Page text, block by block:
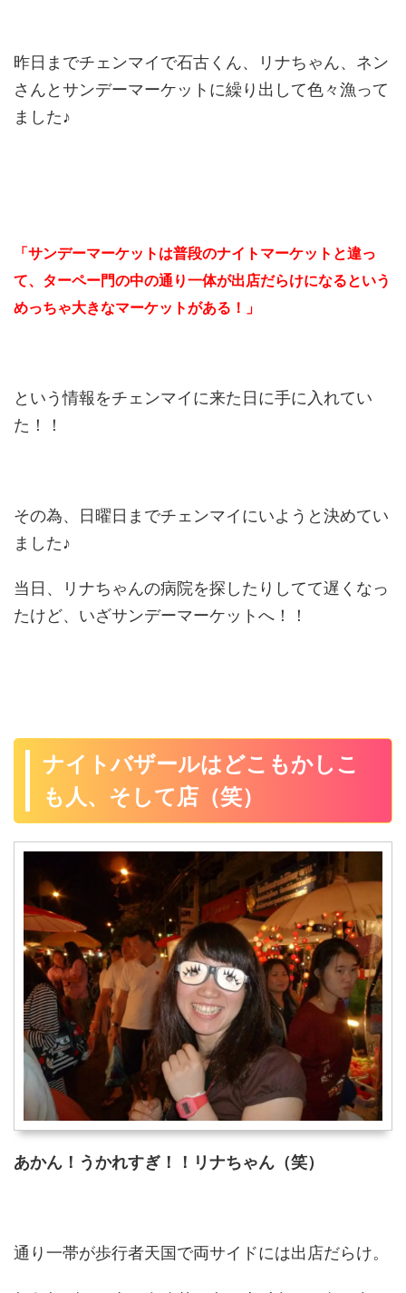
昨日までチェンマイで石古くん、リナちゃん、ネン
さんとサンデーマーケットに繰り出して色々漁って
ました♪
「サンデーマーケットは普段のナイトマーケットと違っ
て、ターペー門の中の通り一体が出店だらけになるという
めっちゃ大きなマーケットがある！」
という情報をチェンマイに来た日に手に入れてい
た！！
その為、日曜日までチェンマイにいようと決めてい
ました♪
当日、リナちゃんの病院を探したりしてて遅くなっ
たけど、いざサンデーマーケットへ！！
ナイトバザールはどこもかしこ
も人、そして店（笑）
あかん！うかれすぎ！！リナちゃん（笑）
通り一帯が歩行者天国で両サイドには出店だらけ。